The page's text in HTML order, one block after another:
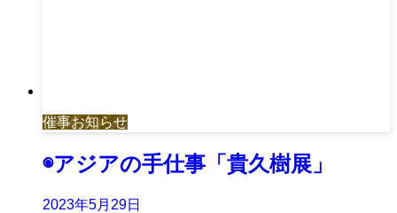
催事お知らせ
◉アジアの手仕事「貴久樹展」
2023年5月29日